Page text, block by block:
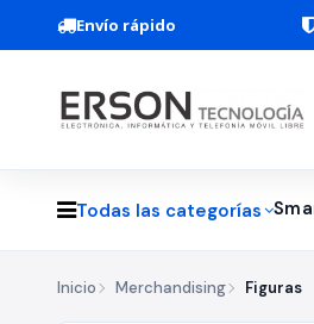
Envío rápido
Todas las categorías
Inicio Merchandising Figuras